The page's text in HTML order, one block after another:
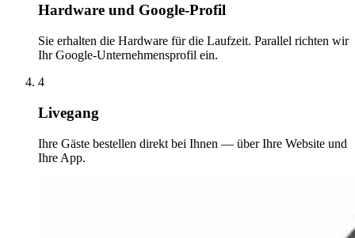
Hardware und Google-Profil
Sie erhalten die Hardware für die Laufzeit. Parallel richten wir
Ihr Google-Unternehmensprofil ein.
4
Livegang
Ihre Gäste bestellen direkt bei Ihnen — über Ihre Website und
Ihre App.